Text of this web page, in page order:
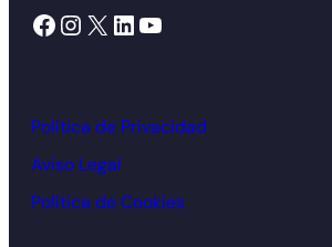
Facebook Instagram X LinkedIn YouTube
Política de Privacidad
Aviso Legal
Política de Cookies